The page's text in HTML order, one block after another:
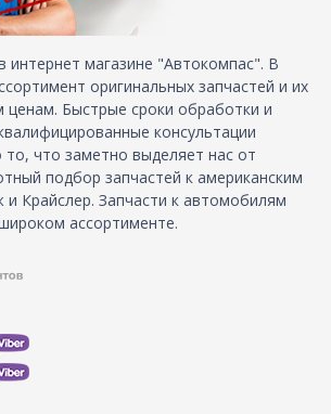
интернет магазине "Автокомпас". В
оригинальных запчастей и их
ценам. Быстрые сроки обработки и
консультации
то, что заметно выделяет нас от
подбор запчастей к американским
Крайслер. Запчасти к автомобилям
ассортименте.